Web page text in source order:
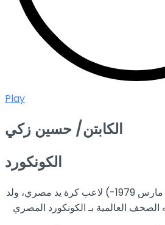
Play
الكابتن/ حسين زكي
الكونكورد
حسين علي زكي حسين (1 مارس 1979-) لاعب كرة يد مصري، ولد
الصحف العالمية بـ الكونكورد المصري